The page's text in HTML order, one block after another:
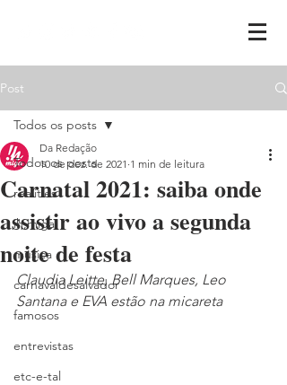
Post
Todos os posts
realities
ih,miga
música
carnavaldesalvador
famosos
entrevistas
etc-e-tal
Todos os posts
Carnatal 2021: saiba onde
assistir ao vivo a segunda
noite de festa
Da Redação
10 de dez. de 2021 1 min de leitura
Claudia Leitte, Bell Marques, Leo
Santana e EVA estão na micareta